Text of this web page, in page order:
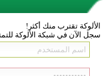
الألوكة تقترب منك أكثر!
سجل الآن في شبكة الألوكة